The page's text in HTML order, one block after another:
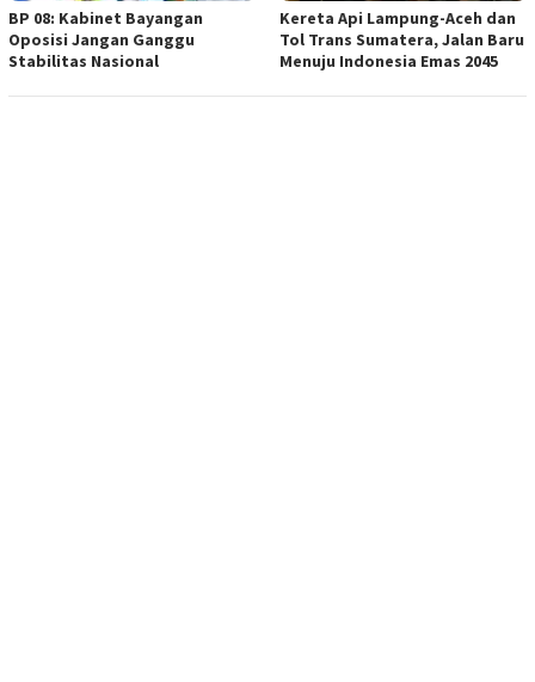
BP 08: Kabinet Bayangan
Oposisi Jangan Ganggu
Stabilitas Nasional
Kereta Api Lampung-Aceh dan
Tol Trans Sumatera, Jalan Baru
Menuju Indonesia Emas 2045